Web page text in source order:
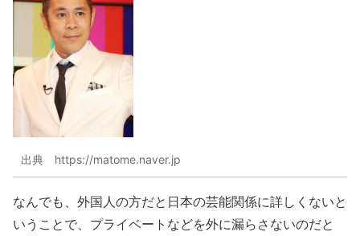
出典 https://matome.naver.jp
なんでも、外国人の方だと日本の芸能関係に詳しくないと
いうことで、プライベートなどを外に漏らさないのだと